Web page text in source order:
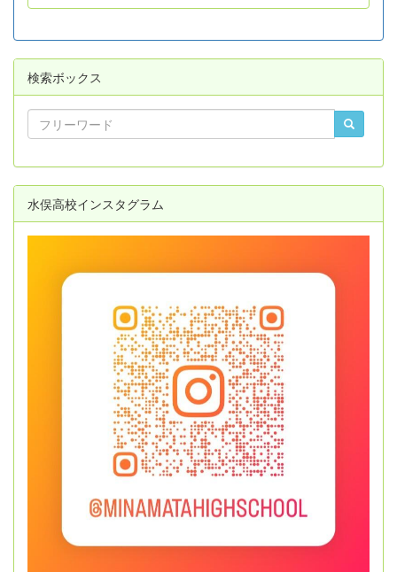
検索ボックス
水俣高校インスタグラム